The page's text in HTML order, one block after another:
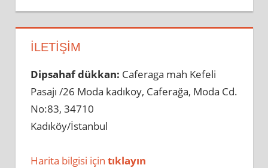
İLETIŞIM
Dipsahaf dükkan: Caferaga mah Kefeli
Pasajı /26 Moda kadıkoy, Caferağa, Moda Cd.
No:83, 34710
Kadıköy/İstanbul
Harita bilgisi için tıklayın